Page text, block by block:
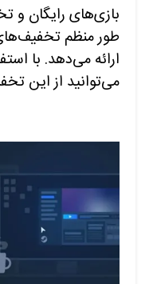
بازی‌های رایگان و
طور منظم
ارائه می‌دهد. با
می‌توانید از این